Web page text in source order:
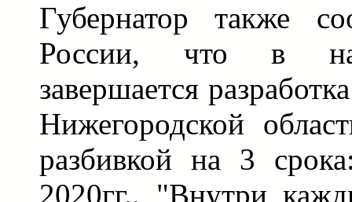
Губернатор также
России, что в
завершается
Нижегородской
разбивкой на 3
2020гг.. "Внутри